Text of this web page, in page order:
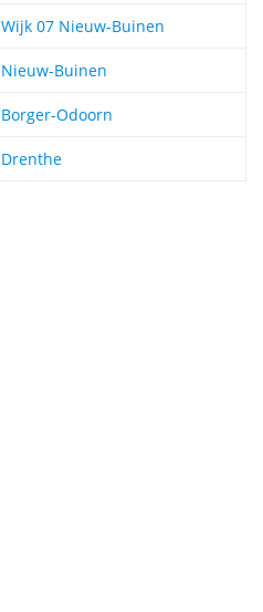
Wijk 07 Nieuw-Buinen
Nieuw-Buinen
Borger-Odoorn
Drenthe